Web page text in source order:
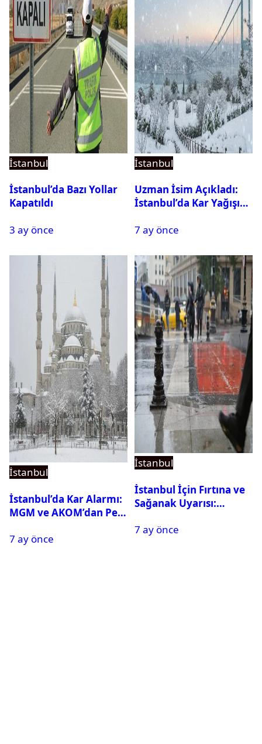
İstanbul
İstanbul’da Bazı Yollar
Kapatıldı
3 ay önce
İstanbul
Uzman İsim Açıkladı:
İstanbul’da Kar Yağışı
7 ay önce
İstanbul
İstanbul’da Kar Alarmı:
MGM ve AKOM’dan Peş
7 ay önce
İstanbul
İstanbul İçin Fırtına ve
Sağanak Uyarısı:
7 ay önce